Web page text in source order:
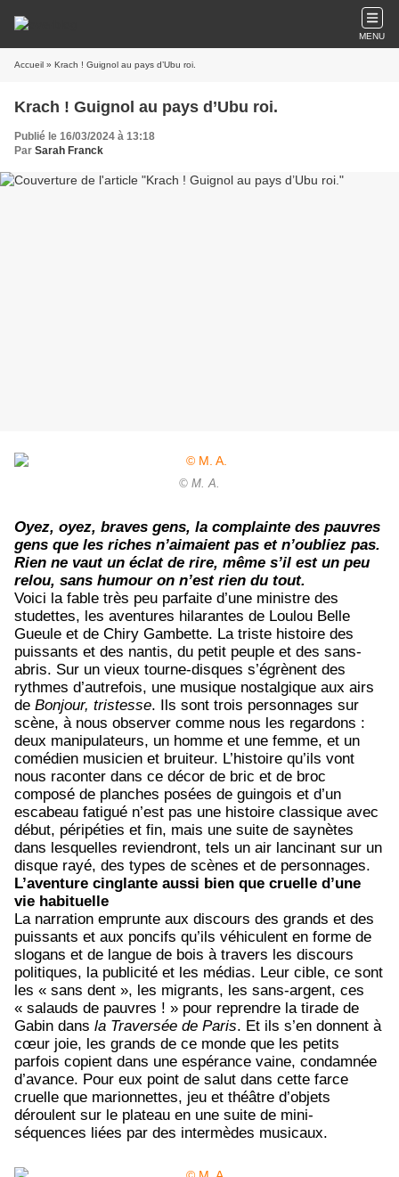
MENU
Accueil » Krach ! Guignol au pays d’Ubu roi.
Krach ! Guignol au pays d’Ubu roi.
Publié le 16/03/2024 à 13:18
Par Sarah Franck
© M. A.
Oyez, oyez, braves gens, la complainte des pauvres
gens que les riches n’aimaient pas et n’oubliez pas.
Rien ne vaut un éclat de rire, même s’il est un peu
relou, sans humour on n’est rien du tout.
Voici la fable très peu parfaite d’une ministre des
studettes, les aventures hilarantes de Loulou Belle
Gueule et de Chiry Gambette. La triste histoire des
puissants et des nantis, du petit peuple et des sans-
abris. Sur un vieux tourne-disques s’égrènent des
rythmes d’autrefois, une musique nostalgique aux airs
de Bonjour, tristesse. Ils sont trois personnages sur
scène, à nous observer comme nous les regardons :
deux manipulateurs, un homme et une femme, et un
comédien musicien et bruiteur. L’histoire qu’ils vont
nous raconter dans ce décor de bric et de broc
composé de planches posées de guingois et d’un
escabeau fatigué n’est pas une histoire classique avec
début, péripéties et fin, mais une suite de saynètes
dans lesquelles reviendront, tels un air lancinant sur un
disque rayé, des types de scènes et de personnages.
L’aventure cinglante aussi bien que cruelle d’une
vie habituelle
La narration emprunte aux discours des grands et des
puissants et aux poncifs qu’ils véhiculent en forme de
slogans et de langue de bois à travers les discours
politiques, la publicité et les médias. Leur cible, ce sont
les « sans dent », les migrants, les sans-argent, ces
« salauds de pauvres ! » pour reprendre la tirade de
Gabin dans la Traversée de Paris. Et ils s’en donnent à
cœur joie, les grands de ce monde que les petits
parfois copient dans une espérance vaine, condamnée
d’avance. Pour eux point de salut dans cette farce
cruelle que marionnettes, jeu et théâtre d’objets
déroulent sur le plateau en une suite de mini-
séquences liées par des intermèdes musicaux.